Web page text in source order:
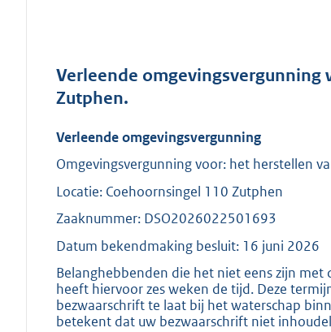
Verleende
Zutphen.
Verleende omgevingsvergunning
Omgevingsvergunning voor: het herstellen
Locatie: Coehoornsingel 110 Zutphen
Zaaknummer: DSO2026022501693
Datum bekendmaking besluit: 16 juni 2026
Belanghebbenden die het niet eens zijn met
heeft hiervoor zes weken de tijd. Deze
bezwaarschrift te laat bij het waterschap
betekent dat uw bezwaarschrift niet